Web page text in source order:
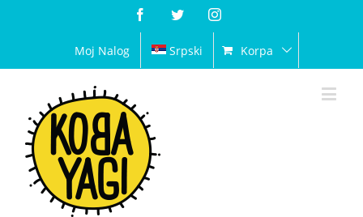
FacebookTwitterInstagram
Moj Nalog Srpski Korpa